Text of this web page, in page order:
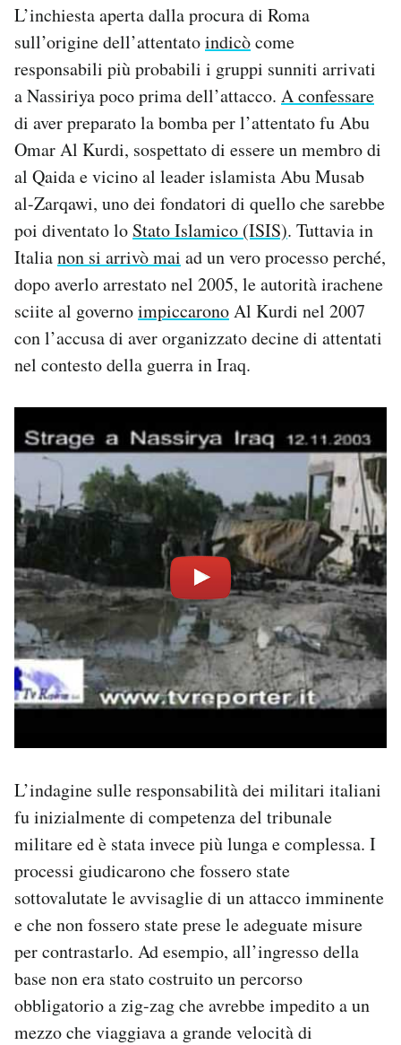
L’inchiesta aperta dalla procura di Roma
sull’origine dell’attentatoindicòcome
responsabili più probabili i gruppi sunniti arrivati
a Nassiriya poco prima dell’attacco. A confessare
di aver preparato la bomba per l’attentato fu Abu
Omar Al Kurdi, sospettato di essere un membro di
al Qaida e vicino al leader islamista Abu Musab
al-Zarqawi, uno dei fondatori di quello che sarebbe
poi diventato lo Stato Islamico (ISIS). Tuttavia in
Italianon si arrivò mai ad un vero processo perché,
dopo averlo arrestato nel 2005, le autorità irachene
sciite al governoimpiccaronoAl Kurdi nel 2007
con l’accusa di aver organizzato decine di attentati
nel contesto della guerra in Iraq.
L’indagine sulle responsabilità dei militari italiani
fu inizialmente di competenza del tribunale
militare ed è stata invece più lunga e complessa. I
processi giudicarono che fossero state
sottovalutate le avvisaglie di un attacco imminente
e che non fossero state prese le adeguate misure
per contrastarlo. Ad esempio, all’ingresso della
base non era stato costruito un percorso
obbligatorio a zig-zag che avrebbe impedito a un
mezzo che viaggiava a grande velocità di